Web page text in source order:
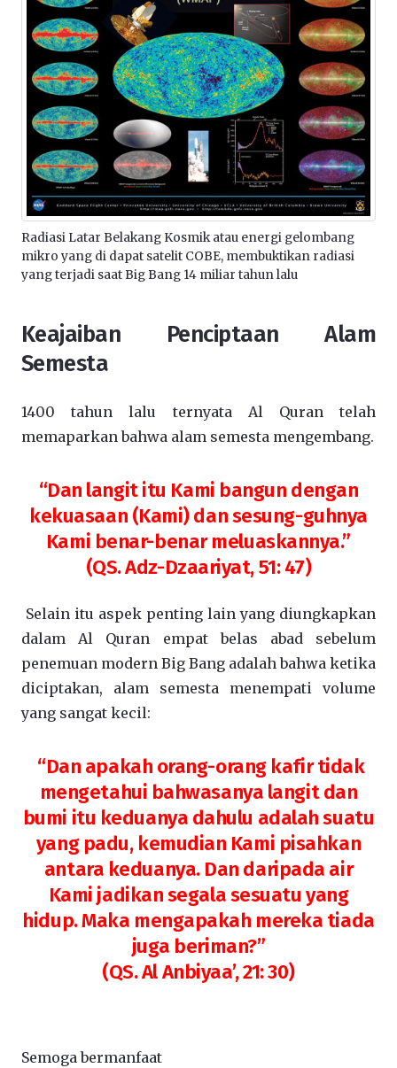
Radiasi Latar Belakang Kosmik atau energi gelombang
mikro yang di dapat satelit COBE, membuktikan radiasi
yang terjadi saat Big Bang 14 miliar tahun lalu
Keajaiban Penciptaan Alam
Semesta
1400 tahun lalu ternyata Al Quran telah
memaparkan bahwa alam semesta mengembang.
“Dan langit itu Kami bangun dengan
kekuasaan (Kami) dan sesung-guhnya
Kami benar-benar meluaskannya.”
(QS. Adz-Dzaariyat, 51: 47)
Selain itu aspek penting lain yang diungkapkan
dalam Al Quran empat belas abad sebelum
penemuan modern Big Bang adalah bahwa ketika
diciptakan, alam semesta menempati volume
yang sangat kecil:
“Dan apakah orang-orang kafir tidak
mengetahui bahwasanya langit dan
bumi itu keduanya dahulu adalah suatu
yang padu, kemudian Kami pisahkan
antara keduanya. Dan daripada air
Kami jadikan segala sesuatu yang
hidup. Maka mengapakah mereka tiada
juga beriman?”
(QS. Al Anbiyaa’, 21: 30)
Semoga bermanfaat